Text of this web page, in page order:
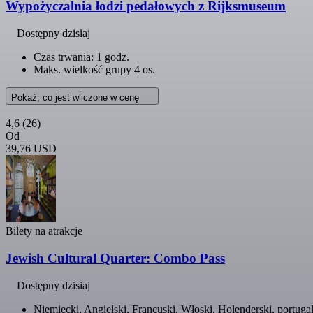
Wypożyczalnia łodzi pedałowych z Rijksmuseum
Dostępny dzisiaj
Czas trwania: 1 godz.
Maks. wielkość grupy 4 os.
Pokaż, co jest wliczone w cenę
4,6 (26)
Od
39,76 USD
Bilety na atrakcje
Jewish Cultural Quarter: Combo Pass
Dostępny dzisiaj
Niemiecki, Angielski, Francuski, Włoski, Holenderski,